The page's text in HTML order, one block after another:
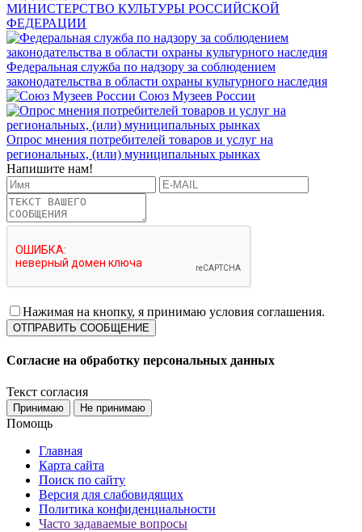
МИНИСТЕРСТВО КУЛЬТУРЫ РОССИЙСКОЙ
ФЕДЕРАЦИИ
Федеральная служба по надзору за соблюдением
законодательства в области охраны культурного наследия
Союз Музеев России
Опрос мнения потребителей товаров и услуг на
региональных, (или) муниципальных рынках
Напишите нам!
Нажимая на кнопку, я принимаю условия соглашения.
Согласие на обработку персональных данных
Текст согласия
Принимаю Не принимаю
Помощь
Главная
Карта сайта
Поиск по сайту
Версия для слабовидящих
Политика конфиденциальности
Часто задаваемые вопросы